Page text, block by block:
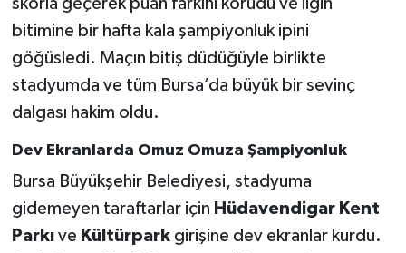
bitimine bir hafta kala şampiyonluk ipini
göğüsledi. Maçın bitiş düdüğüyle birlikte
stadyumda ve tüm Bursa’da büyük bir sevinç
dalgası hakim oldu.
Dev Ekranlarda Omuz Omuza Şampiyonluk
Bursa Büyükşehir Belediyesi, stadyuma
gidemeyen taraftarlar için Hüdavendigar Kent
Parkıve Kültürparkgirişine dev ekranlar kurdu.